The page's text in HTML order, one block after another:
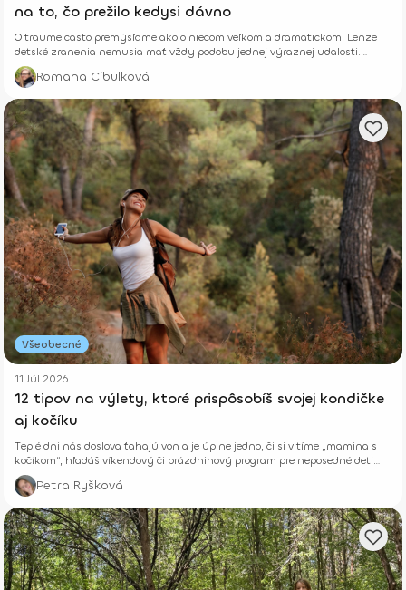
na to, čo prežilo kedysi dávno
O traume často premýšľame ako o niečom veľkom a dramatickom. Lenže
detské zranenia nemusia mať vždy podobu jednej výraznej udalosti.
Niekedy rastú potichu.
Romana Cibulková
Všeobecné
11 Júl 2026
12 tipov na výlety, ktoré prispôsobíš svojej kondičke
aj kočíku
Teplé dni nás doslova ťahajú von a je úplne jedno, či si v tíme „mamina s
kočíkom“, hľadáš víkendový či prázdninový program pre neposedné deti
alebo si len chceš vyvetrať hlavu s kamoškou, či partnerom.
Petra Ryšková